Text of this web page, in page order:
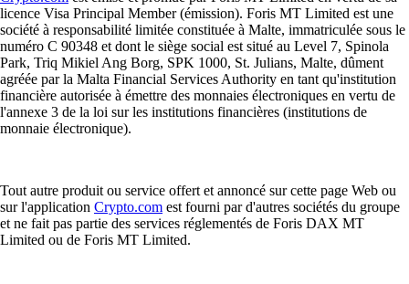
licence Visa Principal Member (émission). Foris MT Limited est une
société à responsabilité limitée constituée à Malte, immatriculée sous le
numéro C 90348 et dont le siège social est situé au Level 7, Spinola
Park, Triq Mikiel Ang Borg, SPK 1000, St. Julians, Malte, dûment
agréée par la Malta Financial Services Authority en tant qu'institution
financière autorisée à émettre des monnaies électroniques en vertu de
l'annexe 3 de la loi sur les institutions financières (institutions de
monnaie électronique).
Tout autre produit ou service offert et annoncé sur cette page Web ou
sur l'application Crypto.com est fourni par d'autres sociétés du groupe
et ne fait pas partie des services réglementés de Foris DAX MT
Limited ou de Foris MT Limited.